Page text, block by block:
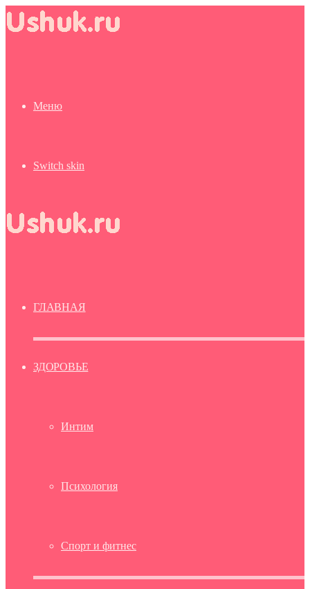
Меню
Switch skin
ГЛАВНАЯ
ЗДОРОВЬЕ
Интим
Психология
Спорт и фитнес